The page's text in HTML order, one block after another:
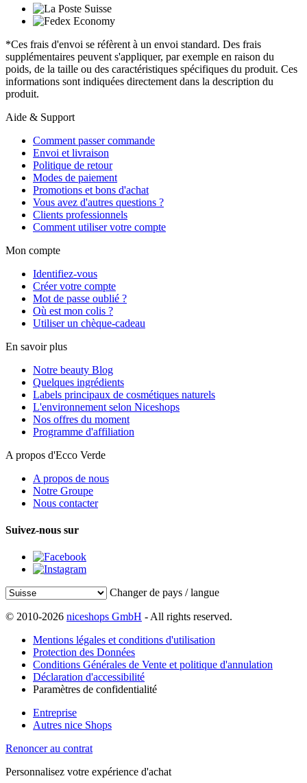
*Ces frais d'envoi se réfèrent à un envoi standard. Des frais
supplémentaires peuvent s'appliquer, par exemple en raison du
poids, de la taille ou des caractéristiques spécifiques du produit. Ces
informations sont indiquées directement dans la description du
produit.
Aide & Support
Comment passer commande
Envoi et livraison
Politique de retour
Modes de paiement
Promotions et bons d'achat
Vous avez d'autres questions ?
Clients professionnels
Comment utiliser votre compte
Mon compte
Identifiez-vous
Créer votre compte
Mot de passe oublié ?
Où est mon colis ?
Utiliser un chèque-cadeau
En savoir plus
Notre beauty Blog
Quelques ingrédients
Labels principaux de cosmétiques naturels
L'environnement selon Niceshops
Nos offres du moment
Programme d'affiliation
A propos d'Ecco Verde
A propos de nous
Notre Groupe
Nous contacter
Suivez-nous sur
Changer de pays / langue
© 2010-2026 niceshops GmbH - All rights reserved.
Mentions légales et conditions d'utilisation
Protection des Données
Conditions Générales de Vente et politique d'annulation
Déclaration d'accessibilité
Paramètres de confidentialité
Entreprise
Autres nice Shops
Renoncer au contrat
Personnalisez votre expérience d'achat